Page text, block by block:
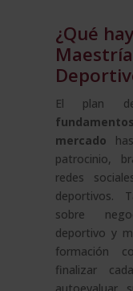
¿Qué
El plan
mercado
patrocinio,
redes
deportivos.
sobre
deportivo y
formación
finalizar
autoevaluar